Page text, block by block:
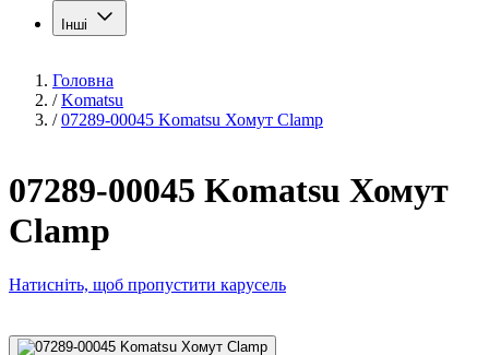
Інші
Головна
/ Komatsu
/ 07289-00045 Komatsu Хомут Clamp
07289-00045 Komatsu Хомут
Clamp
Натисніть, щоб пропустити карусель